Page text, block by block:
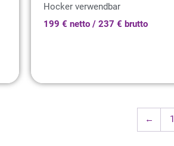
Hocker verwendbar
199 € netto / 237 € brutto
← 1